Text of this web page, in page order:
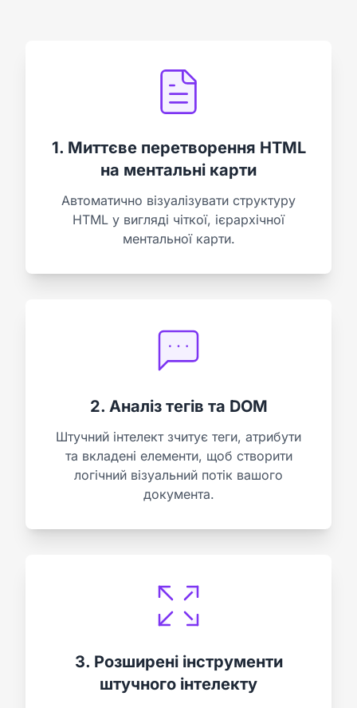
1. Миттєве перетворення HTML
на ментальні карти
Автоматично візуалізувати структуру
HTML у вигляді чіткої, ієрархічної
ментальної карти.
2. Аналіз тегів та DOM
Штучний інтелект зчитує теги, атрибути
та вкладені елементи, щоб створити
логічний візуальний потік вашого
документа.
3. Розширені інструменти
штучного інтелекту